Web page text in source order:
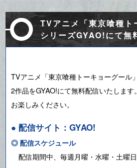
TVアニメ「東京喰種ト
シリーズGYAO!にて無
TVアニメ「東京喰種トーキョーグール
2作品をGYAO!にて無料配信いたしま
お楽しみください。
● 配信サイト：GYAO!
◎ 配信スケジュール
配信期間中、毎週月曜・水曜・土曜